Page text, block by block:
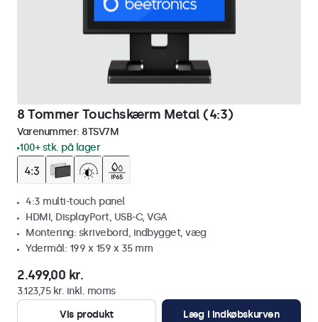
8 Tommer Touchskærm Metal (4:3)
Varenummer: 8TSV7M
100+ stk. på lager
4:3 multi-touch panel
HDMI, DisplayPort, USB-C, VGA
Montering: skrivebord, indbygget, væg
Ydermål: 199 x 159 x 35 mm
2.499,00 kr.
3.123,75 kr. inkl. moms
Vis produkt
Læg i indkøbskurven